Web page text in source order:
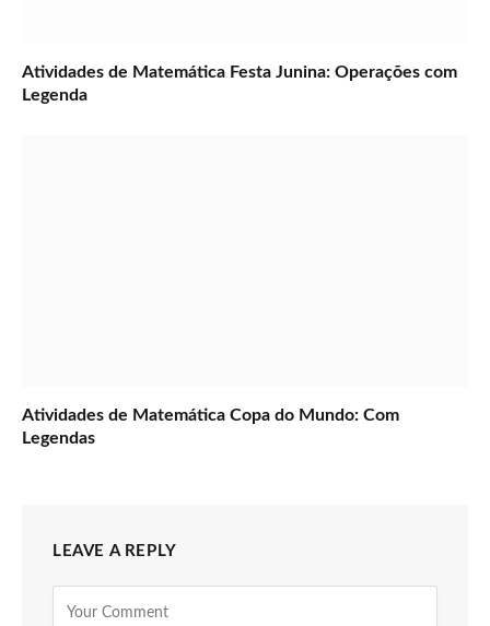
Atividades de Matemática Festa Junina: Operações com
Legenda
Atividades de Matemática Copa do Mundo: Com
Legendas
LEAVE A REPLY